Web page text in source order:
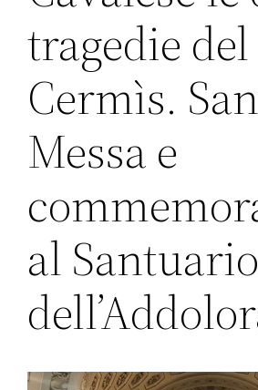
tragedie del
Cermìs.
Messa e
al Santuario